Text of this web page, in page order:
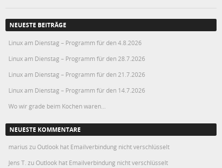
NEUESTE BEITRÄGE
Linux am Dienstag – Programm für den 4.8.2026
Linux am Dienstag – Programm für den 28.7.2026
Linux am Dienstag – Programm für den 21.7.2026
Linux am Dienstag – Programm für den 14.7.2026
Wo wir grade beim Kochen waren…
NEUESTE KOMMENTARE
marius zu Outlook hat Emailverbindung nicht verschlüsselt
Jens T. zu Outlook hat Emailverbindung nicht verschlüsselt